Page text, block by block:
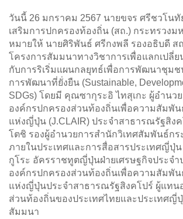
วันนี้ 26 มกราคม 2567 นายขจร ศรีชวโน
เสริมการปกครองท้องถิ่น (สถ.) กระทรวงม
หมายให้ นายศิริพันธ์ ศรีกงพลี รองอธิบดี ส
โครงการสัมมนาทางวิชาการเพื่อแลกเปลี่ย
กับการริเริ่มแผนกลยุทธ์เพื่อการพัฒนาชุมช
การพัฒนาที่ยั่งยืน (Sustainable,
SDGs) โดยมี คุณซากุระอิ ไทสุเกะ ผู้อำนว
องค์กรปกครองส่วนท้องถิ่นเพื่อความสัมพัน
แห่งญี่ปุ่น (J.CLAIR) ประจำสาธารณรัฐสิง
โตชิ รองผู้อำนวยการสำนักวิเทศสัมพันธ์กร
ภายในประเทศและการสื่อสารประเทศญี่ปุ่
กูโระ อัครราชทูตญี่ปุ่นฝ่ายเศรษฐกิจประจำ
องค์กรปกครองส่วนท้องถิ่นเพื่อความสัมพัน
แห่งญี่ปุ่นประจำสาธารณรัฐสิงคโปร์ ผู้แทน
ส่วนท้องถิ่นของประเทศไทยและประเทศญี่
สัมมนา